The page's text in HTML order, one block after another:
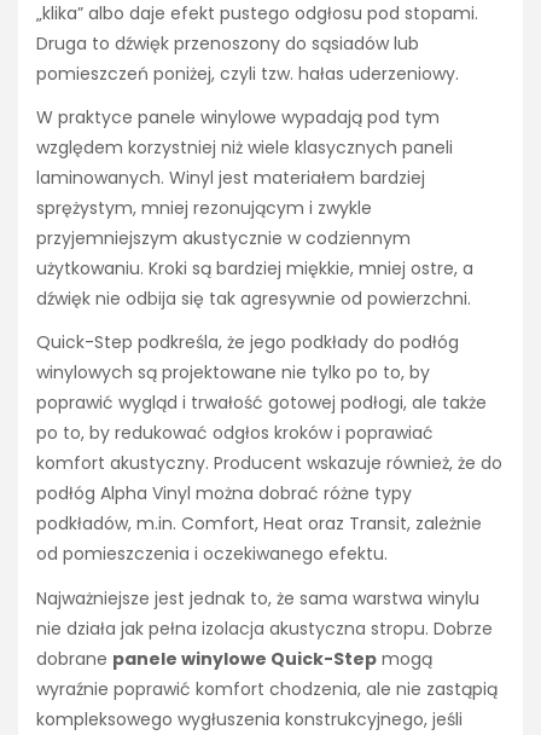
„klika” albo daje efekt pustego odgłosu pod stopami.
Druga to dźwięk przenoszony do sąsiadów lub
pomieszczeń poniżej, czyli tzw. hałas uderzeniowy.
W praktyce panele winylowe wypadają pod tym
względem korzystniej niż wiele klasycznych paneli
laminowanych. Winyl jest materiałem bardziej
sprężystym, mniej rezonującym i zwykle
przyjemniejszym akustycznie w codziennym
użytkowaniu. Kroki są bardziej miękkie, mniej ostre, a
dźwięk nie odbija się tak agresywnie od powierzchni.
Quick-Step podkreśla, że jego podkłady do podłóg
winylowych są projektowane nie tylko po to, by
poprawić wygląd i trwałość gotowej podłogi, ale także
po to, by redukować odgłos kroków i poprawiać
komfort akustyczny. Producent wskazuje również, że do
podłóg Alpha Vinyl można dobrać różne typy
podkładów, m.in. Comfort, Heat oraz Transit, zależnie
od pomieszczenia i oczekiwanego efektu.
Najważniejsze jest jednak to, że sama warstwa winylu
nie działa jak pełna izolacja akustyczna stropu. Dobrze
dobrane panele winylowe Quick-Step mogą
wyraźnie poprawić komfort chodzenia, ale nie zastąpią
kompleksowego wygłuszenia konstrukcyjnego, jeśli